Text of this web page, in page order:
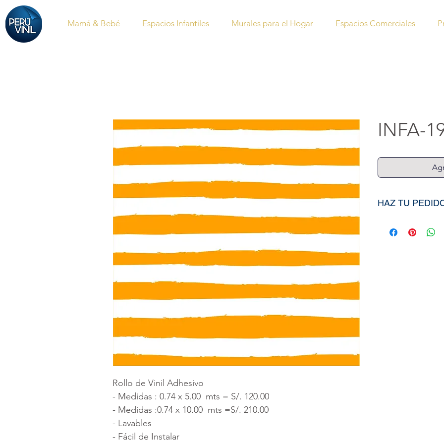
Mamá & Bebé Espacios Infantiles Murales para el Hogar Espacios Comerciales
Rollo de Vinil Adhesivo
- Medidas : 0.74 x 5.00 mts = S/. 120.00
- Medidas :0.74 x 10.00 mts =S/. 210.00
- Lavables
- Fácil de Instalar
INFA-
HAZ TU
- Indicanos el